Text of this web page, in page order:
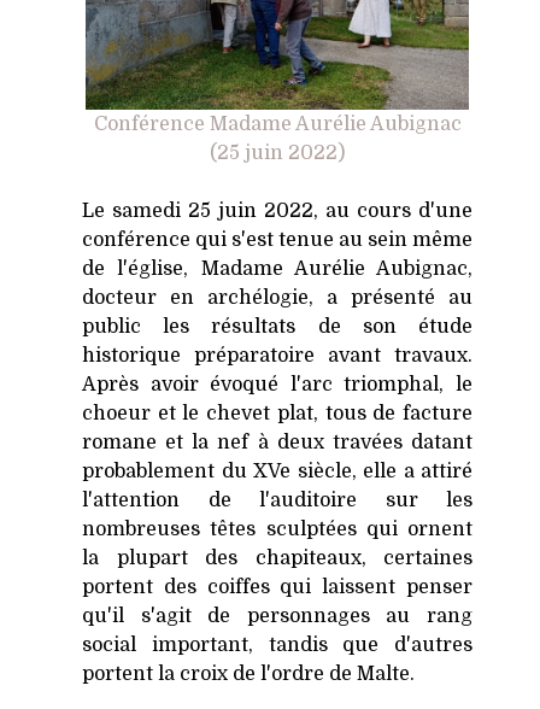
Conférence Madame Aurélie Aubignac
(25 juin 2022)
Le samedi 25 juin 2022, au cours d'une
conférence qui s'est tenue au sein même
de l'église, Madame Aurélie Aubignac,
docteur en archélogie, a présenté au
public les résultats de son étude
historique préparatoire avant travaux.
Après avoir évoqué l'arc triomphal, le
choeur et le chevet plat, tous de facture
romane et la nef à deux travées datant
probablement du XVe siècle, elle a attiré
l'attention de l'auditoire sur les
nombreuses têtes sculptées qui ornent
la plupart des chapiteaux, certaines
portent des coiffes qui laissent penser
qu'il s'agit de personnages au rang
social important, tandis que d'autres
portent la croix de l'ordre de Malte.